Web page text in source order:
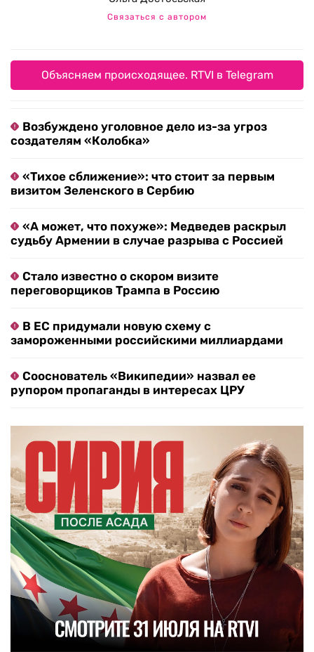
Связаться с автором
Объясняем происходящее. RTVI в Telegram
Возбуждено уголовное дело из-за угроз
создателям «Колобка»
«Тихое сближение»: что стоит за первым
визитом Зеленского в Сербию
«А может, что похуже»: Медведев раскрыл
судьбу Армении в случае разрыва с Россией
Стало известно о скором визите
переговорщиков Трампа в Россию
В ЕС придумали новую схему с
замороженными российскими миллиардами
Сооснователь «Википедии» назвал ее
рупором пропаганды в интересах ЦРУ